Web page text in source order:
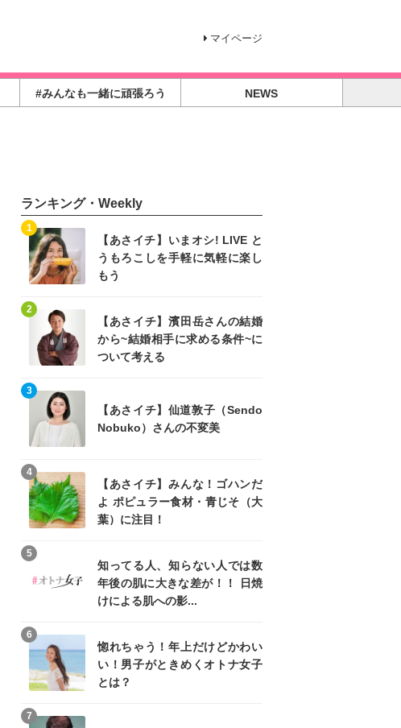
マイページ
#みんなも一緒に頑張ろう NEWS
ランキング・Weekly
【あさイチ】いまオシ! LIVE と
うもろこしを手軽に気軽に楽し
もう
1
【あさイチ】濱田岳さんの結婚
から~結婚相手に求める条件~に
ついて考える
2
【あさイチ】仙道敦子（Sendo
Nobuko）さんの不変美
3
【あさイチ】みんな！ゴハンだ
よ ポピュラー食材・青じそ（大
葉）に注目！
4
知ってる人、知らない人では数
年後の肌に大きな差が！！ 日焼
けによる肌への影...
5
惚れちゃう！年上だけどかわい
い！男子がときめくオトナ女子
とは？
6
7